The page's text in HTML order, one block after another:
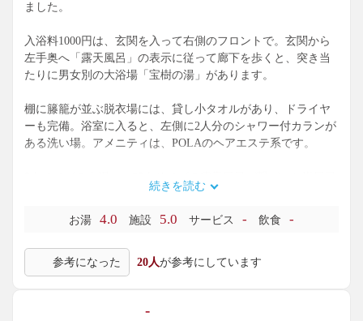
ました。
入浴料1000円は、玄関を入って右側のフロントで。玄関から
左手奥へ「露天風呂」の表示に従って廊下を歩くと、突き当
たりに男女別の大浴場「宝樹の湯」があります。
棚に籐籠が並ぶ脱衣場には、貸し小タオルがあり、ドライヤ
ーも完備。浴室に入ると、左側に2人分のシャワー付カランが
ある洗い場。アメニティは、POLAのヘアエステ系です。
5人サイズの内湯と、25人サイズの露天風呂が繋がった岩風呂
があり、無色透明の単純温泉（源泉名: 海潮温泉）が満ちてい
ます。泉温42.4℃を、加温ありで41℃位で供給。肌がスベスベ
する浴感です。循環・消毒ありですが、塩素臭は気になりま
せん。かなりオーバーフローしているので、循環・かけ流し
併用でしょうか。湯口の湯を口に含むも、無味無臭でした。
た造り。広くて趣もあり、これぞ日本旅館の露天風呂という
続きを読む
お湯 4.0 施設 5.0 サービス - 飲食 -
参考になった 20人が参考にしています
-